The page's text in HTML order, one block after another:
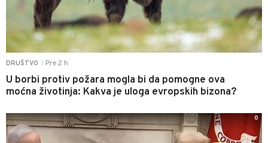
DRUŠTVO Pre 2 h
U borbi protiv požara mogla bi da pomogne ova
moćna životinja: Kakva je uloga evropskih bizona?
0